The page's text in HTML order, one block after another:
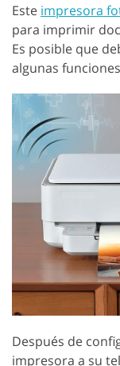
Este impresora
para imprimir
Es posible que
algunas
Después de
impresora a su